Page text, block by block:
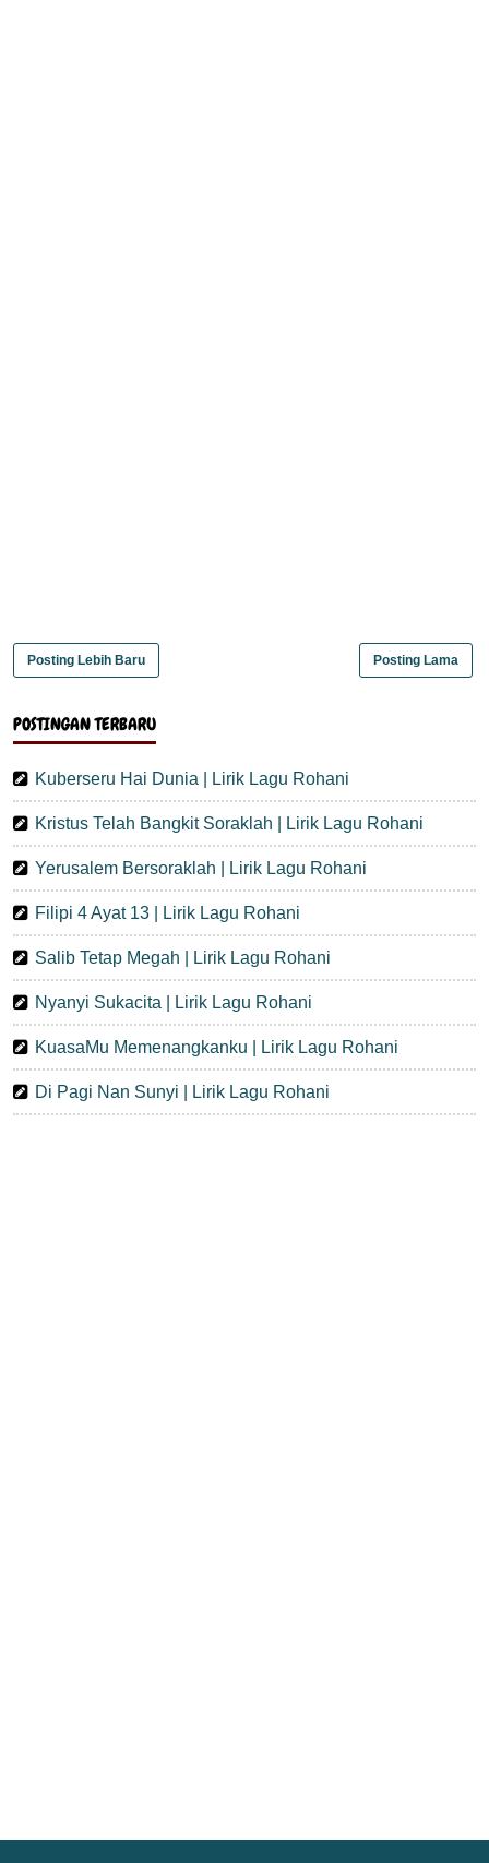
Posting Lebih Baru Posting Lama
POSTINGAN TERBARU
Kuberseru Hai Dunia | Lirik Lagu Rohani
Kristus Telah Bangkit Soraklah | Lirik Lagu Rohani
Yerusalem Bersoraklah | Lirik Lagu Rohani
Filipi 4 Ayat 13 | Lirik Lagu Rohani
Salib Tetap Megah | Lirik Lagu Rohani
Nyanyi Sukacita | Lirik Lagu Rohani
KuasaMu Memenangkanku | Lirik Lagu Rohani
Di Pagi Nan Sunyi | Lirik Lagu Rohani